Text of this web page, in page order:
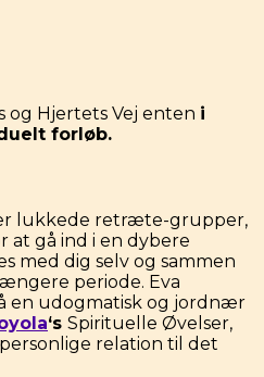
og Hjertets Vej enten i
forløb.
lukkede retræte-grupper,
at gå ind i en dybere
med dig selv og sammen
periode. Eva
en udogmatisk og jordnær
‘s Spirituelle Øvelser,
relation til det